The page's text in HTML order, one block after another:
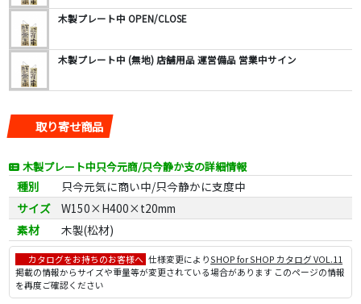
木製プレート中 OPEN/CLOSE
木製プレート中 (無地) 店舗用品 運営備品 営業中サイン
取り寄せ商品
木製プレート中只今元商/只今静か支の詳細情報
種別
只今元気に商い中/只今静かに支度中
サイズ
W150×H400×t20mm
素材
木製(松材)
カタログをお持ちのお客様へ 仕様変更によりSHOP for SHOP カタログ VOL.11
掲載の情報からサイズや重量等が変更されている場合があります このページの情報
を再度ご確認ください